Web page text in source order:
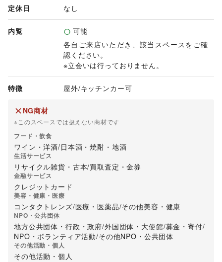
定休日 なし
内覧
可能
各自ご来店いただき、該当スペースをご確
認ください。
※立会いは行っておりません。
特徴 屋外/キッチンカー可
NG商材
※このスペースでは扱えない商材です
フード・飲食
ワイン・洋酒/日本酒・焼酎・地酒
生活サービス
リサイクル雑貨・古本/買取査定・金券
金融サービス
クレジットカード
美容・健康・医療
コンタクトレンズ/医療・医薬品/その他美容・健康
NPO・公共団体
地方公共団体・行政・政府/外国団体・大使館/募金・寄付/
NPO・ボランティア活動/その他NPO・公共団体
その他活動・個人
その他活動・個人